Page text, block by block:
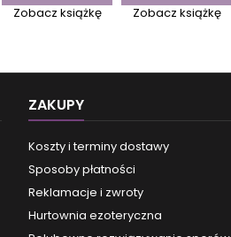
Zobacz książkę Zobacz książkę
ZAKUPY
Koszty i terminy dostawy
Sposoby płatności
Reklamacje i zwroty
Hurtownia ezoteryczna